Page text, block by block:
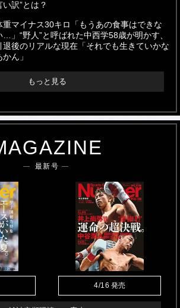
い訳”とは？
重マイナス30キロ「もうあの食事はできな
…」“野人”と呼ばれた中西学58歳が明かす、
退後のリアルな現在「それでも生きていかな
かん」
もっと見る
最新号
4/16 発売